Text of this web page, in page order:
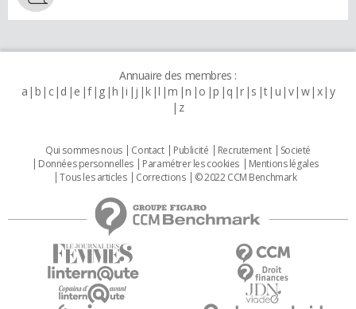
Annuaire des membres :
a b c d e f g h i j k l m n o p q r s t u v w x y
z
Qui sommes nous Contact Publicité Recrutement
Societé
Données personnelles
Paramétrer les cookies
Mentions légales
Tous les articles
Corrections © 2022 CCM Benchmark